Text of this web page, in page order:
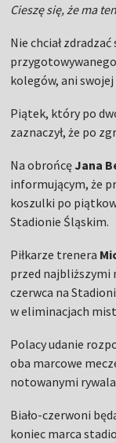
Cieszę się, że ma
Nie chciał
kolegów, ani swojej
Piątek, który po
zaznaczył, że po
Na obrońcę Jana
informującym, że
koszulki po
Stadionie Śląskim.
Piłkarze trenera
przed najbliższymi
czerwca na
w eliminacjach
Polacy udanie
oba marcowe
notowanymi
Biało-czerwoni
koniec marca